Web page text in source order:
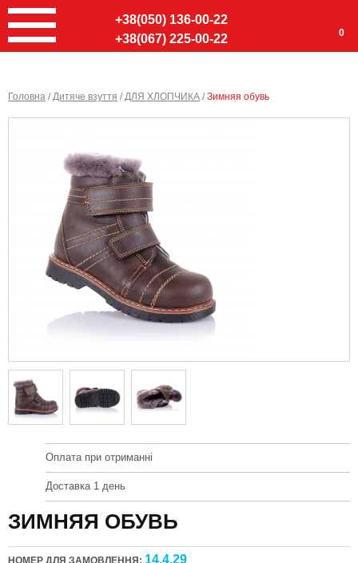
+38(050) 136-00-22
+38(067) 225-00-22
0
Головна /Дитяче взуття /ДЛЯ ХЛОПЧИКА /Зимняя обувь
Оплата при отриманні
Доставка 1 день
ЗИМНЯЯ ОБУВЬ
НОМЕР ДЛЯ ЗАМОВЛЕННЯ: 14.4.29